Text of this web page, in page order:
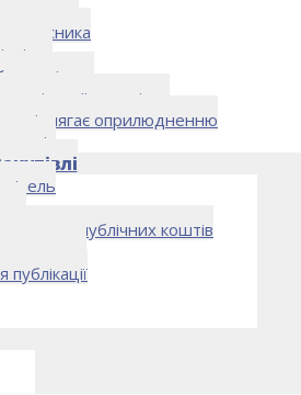
власника
політика
ділової поведінки
підлягає оприлюдненню
публічних коштів
договори